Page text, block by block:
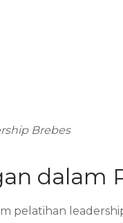
Brebes
dalam
pelatihan